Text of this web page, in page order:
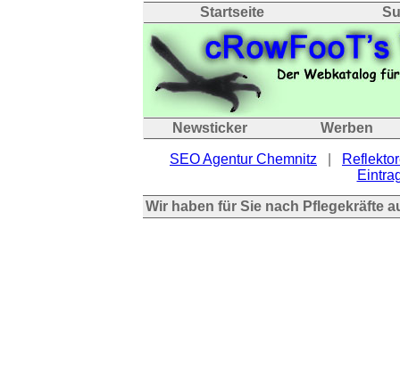
Startseite
Newsticker Werben
SEO Agentur Chemnitz
Wir haben für Sie nach Pflegekräfte